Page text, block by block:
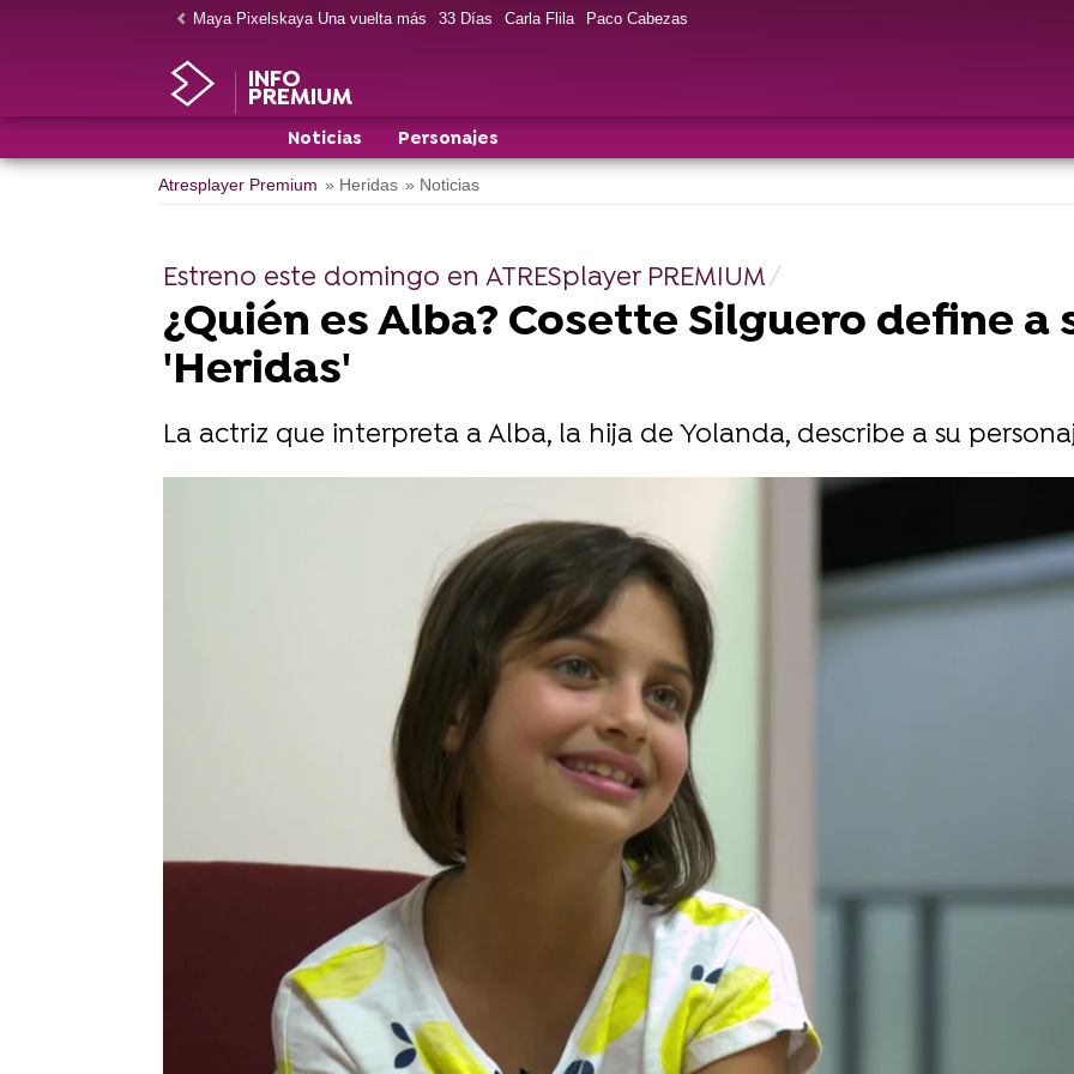
Maya Pixelskaya Una vuelta más 33 Días Carla Flila Paco Cabezas
INFO
PREMIUM
Noticias Personajes
Atresplayer Premium » Heridas » Noticias
Estreno este domingo en ATRESplayer PREMIUM
¿Quién es Alba? Cosette Silguero define a
'Heridas'
La actriz que interpreta a Alba, la hija de Yolanda, describe a su
Carlota Galdón
12 de abril de 2022, 13:04
WhatsappFacebookTwitter
'Heridas', la nueva serie original de ATRESMEDIA TV para el prime
time de Antena 3,llegará este domingo en exclusiva a
ATRESplayer PREMIUM